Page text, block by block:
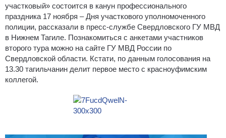
участковый» состоится в канун профессионального
праздника 17 ноября – Дня участкового уполномоченного
полиции, рассказали в пресс-службе Свердловского ГУ МВД
в Нижнем Тагиле. Познакомиться с анкетами участников
второго тура можно на сайте ГУ МВД России по
Свердловской области. Кстати, по данным голосования на
13.30 тагильчанин делит первое место с красноуфимским
коллегой.